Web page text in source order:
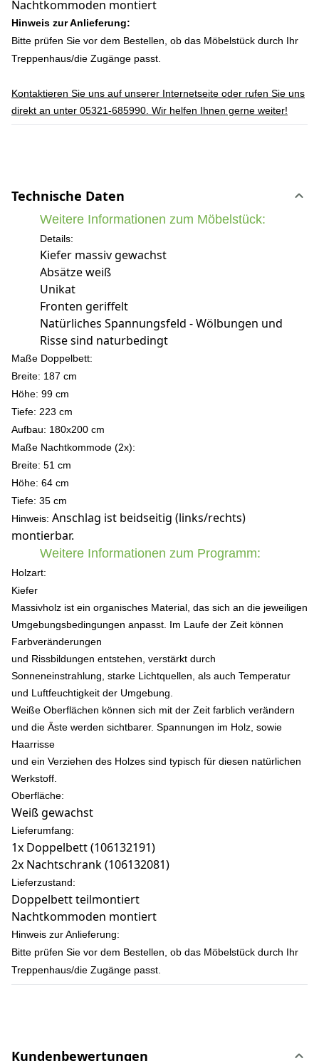
Nachtkommoden montiert
Hinweis zur Anlieferung:
Bitte prüfen Sie vor dem Bestellen, ob das Möbelstück durch Ihr
Treppenhaus/die Zugänge passt.
Kontaktieren Sie uns auf unserer Internetseite oder rufen Sie uns
direkt an unter 05321-685990. Wir helfen Ihnen gerne weiter!
Technische Daten
Weitere Informationen zum Möbelstück:
Details:
Kiefer massiv gewachst
Absätze weiß
Unikat
Fronten geriffelt
Natürliches Spannungsfeld - Wölbungen und
Risse sind naturbedingt
Maße Doppelbett:
Breite: 187 cm
Höhe: 99 cm
Tiefe: 223 cm
Aufbau: 180x200 cm
Maße Nachtkommode (2x):
Breite: 51 cm
Höhe: 64 cm
Tiefe: 35 cm
Hinweis: Anschlag ist beidseitig (links/rechts)
montierbar.
Weitere Informationen zum Programm:
Holzart:
Kiefer
Massivholz ist ein organisches Material, das sich an die jeweiligen
Umgebungsbedingungen anpasst. Im Laufe der Zeit können
Farbveränderungen
und Rissbildungen entstehen, verstärkt durch
Sonneneinstrahlung, starke Lichtquellen, als auch Temperatur
und Luftfeuchtigkeit der Umgebung.
Weiße Oberflächen können sich mit der Zeit farblich verändern
und die Äste werden sichtbarer. Spannungen im Holz, sowie
Haarrisse
und ein Verziehen des Holzes sind typisch für diesen natürlichen
Werkstoff.
Oberfläche:
Weiß gewachst
Lieferumfang:
1x Doppelbett (106132191)
2x Nachtschrank (106132081)
Lieferzustand:
Doppelbett teilmontiert
Nachtkommoden montiert
Hinweis zur Anlieferung:
Bitte prüfen Sie vor dem Bestellen, ob das Möbelstück durch Ihr
Treppenhaus/die Zugänge passt.
Kundenbewertungen